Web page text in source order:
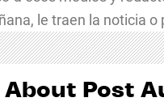
le traen la noticia
About Post